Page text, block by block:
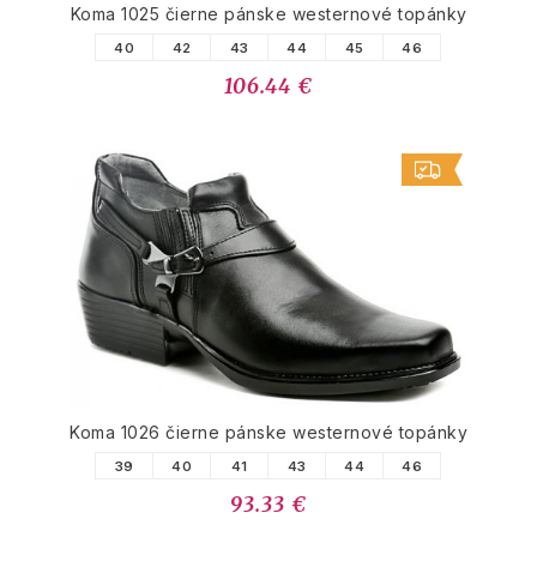
Koma 1025 čierne pánske westernové topánky
40 42 43 44 45 46
106.44 €
Koma 1026 čierne pánske westernové topánky
39 40 41 43 44 46
93.33 €